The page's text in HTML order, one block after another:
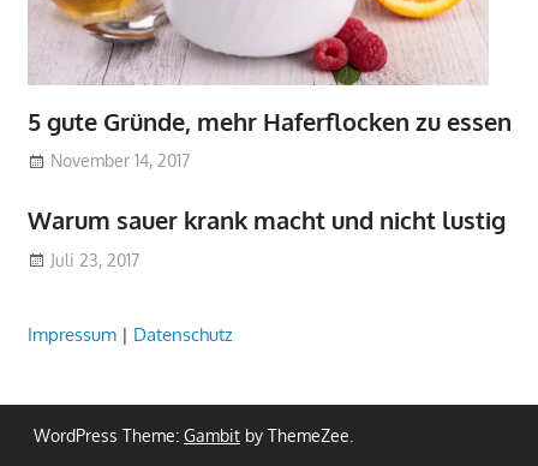
5 gute Gründe, mehr Haferflocken zu essen
November 14, 2017
Warum sauer krank macht und nicht lustig
Juli 23, 2017
Impressum| Datenschutz
WordPress Theme: Gambit by ThemeZee.